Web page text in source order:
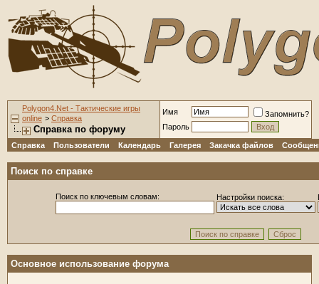
Polygon4.Net - Тактические игры
online > Справка
Справка по форуму
Имя
Запомнить?
Пароль
Справка Пользователи Календарь Галерея Закачка файлов
Поиск по справке
Поиск по ключевым словам: Настройки поиска:
Основное использование форума